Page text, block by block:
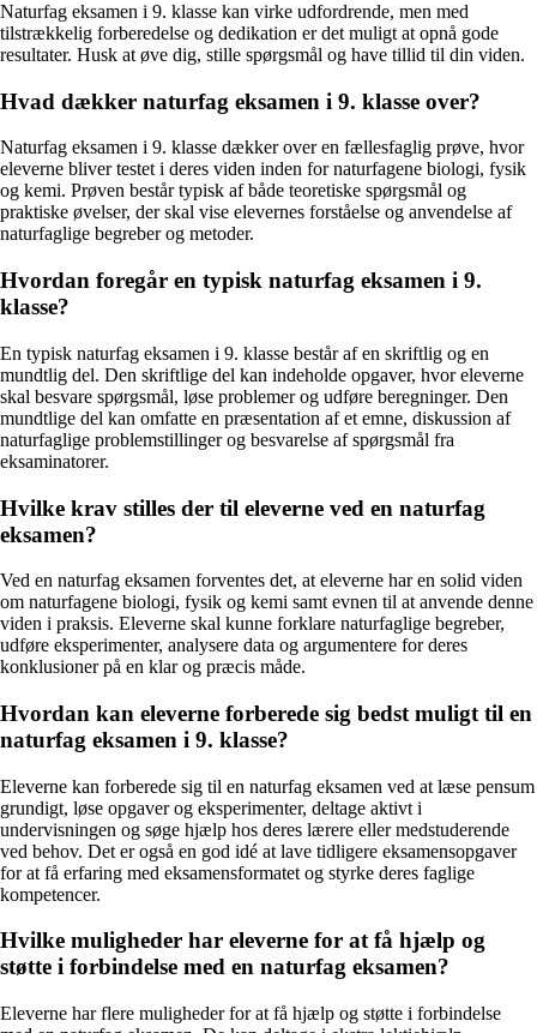
Naturfag eksamen i 9. klasse kan virke udfordrende, men med
tilstrækkelig forberedelse og dedikation er det muligt at opnå gode
resultater. Husk at øve dig, stille spørgsmål og have tillid til din viden.
Hvad dækker naturfag eksamen i 9. klasse over?
Naturfag eksamen i 9. klasse dækker over en fællesfaglig prøve, hvor
eleverne bliver testet i deres viden inden for naturfagene biologi, fysik
og kemi. Prøven består typisk af både teoretiske spørgsmål og
praktiske øvelser, der skal vise elevernes forståelse og anvendelse af
naturfaglige begreber og metoder.
Hvordan foregår en typisk naturfag eksamen i 9.
klasse?
En typisk naturfag eksamen i 9. klasse består af en skriftlig og en
mundtlig del. Den skriftlige del kan indeholde opgaver, hvor eleverne
skal besvare spørgsmål, løse problemer og udføre beregninger. Den
mundtlige del kan omfatte en præsentation af et emne, diskussion af
naturfaglige problemstillinger og besvarelse af spørgsmål fra
eksaminatorer.
Hvilke krav stilles der til eleverne ved en naturfag
eksamen?
Ved en naturfag eksamen forventes det, at eleverne har en solid viden
om naturfagene biologi, fysik og kemi samt evnen til at anvende denne
viden i praksis. Eleverne skal kunne forklare naturfaglige begreber,
udføre eksperimenter, analysere data og argumentere for deres
konklusioner på en klar og præcis måde.
Hvordan kan eleverne forberede sig bedst muligt til en
naturfag eksamen i 9. klasse?
Eleverne kan forberede sig til en naturfag eksamen ved at læse pensum
grundigt, løse opgaver og eksperimenter, deltage aktivt i
undervisningen og søge hjælp hos deres lærere eller medstuderende
ved behov. Det er også en god idé at lave tidligere eksamensopgaver
for at få erfaring med eksamensformatet og styrke deres faglige
kompetencer.
Hvilke muligheder har eleverne for at få hjælp og
støtte i forbindelse med en naturfag eksamen?
Eleverne har flere muligheder for at få hjælp og støtte i forbindelse